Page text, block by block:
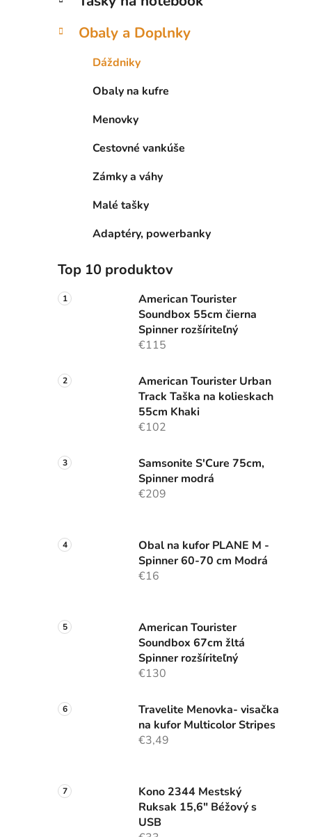
Obaly a Doplnky
Dáždniky
Obaly na kufre
Menovky
Cestovné vankúše
Zámky a váhy
Malé tašky
Adaptéry, powerbanky
Top 10 produktov
American Tourister
Soundbox 55cm čierna
Spinner rozšíriteľný
€115
American Tourister Urban
Track Taška na kolieskach
55cm Khaki
€102
Samsonite S'Cure 75cm,
Spinner modrá
€209
Obal na kufor PLANE M -
Spinner 60-70 cm Modrá
€16
American Tourister
Soundbox 67cm žltá
Spinner rozšíriteľný
€130
Travelite Menovka- visačka
na kufor Multicolor Stripes
€3,49
Kono 2344 Mestský
Ruksak 15,6" Béžový s
USB